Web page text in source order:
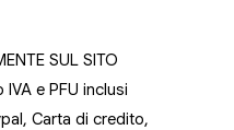
SUL SITO
e PFU inclusi
Carta di credito,